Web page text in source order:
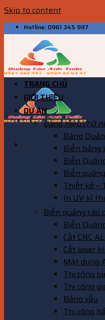
Skip to content
Hotline: 0961 345 997
TRANG CHỦ
GIỚI THIỆU
DỰ ÁN
Bảng hiệu chữ
Bảng
Biển bảng
Biển
Biển
Thiết kế –
In UV kĩ
Biển quảng cáo
Biển
Cắt CNC
Cắt laser
Mặt dựng
Thi công
Thi công
Bảng vẫy
Thi công